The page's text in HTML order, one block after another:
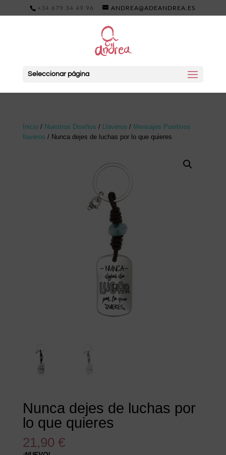
+34 679 34 49 96 ANDREA@ADEANDREA.ES
Seleccionar página
Inicio/ Nuestros Diseños / Llaveros / Mensajes Positivos
llaveros / Nunca dejes de luchas por lo que quieres
Nunca dejes de luchas por
lo que quieres
21,90 €